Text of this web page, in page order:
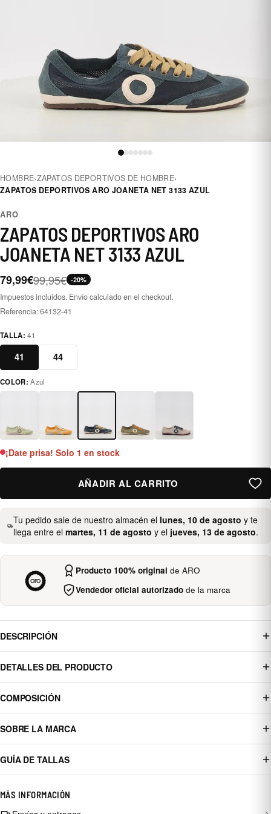
HOMBRE›ZAPATOS DEPORTIVOS DE HOMBRE›
ZAPATOS DEPORTIVOS ARO JOANETA NET 3133 AZUL
ARO
ZAPATOS DEPORTIVOS ARO
JOANETA NET 3133 AZUL
79,99€99,95€ -20%
Impuestos incluidos. Envío calculado en el checkout.
Referencia:64132-41
TALLA:41
41 44
azul
COLOR:Azul
¡Date prisa! Solo 1 en stock
AÑADIR AL CARRITO
Tu pedido sale de nuestro almacén el lunes, 10 de agosto y te
llega entre elmartes, 11 de agosto y el jueves, 13 de agosto.
Producto 100% original de ARO
Vendedor oficial autorizadode la marca
DESCRIPCIÓN
DETALLES DEL PRODUCTO
COMPOSICIÓN
SOBRE LA MARCA
GUÍA DE TALLAS
MÁS INFORMACIÓN